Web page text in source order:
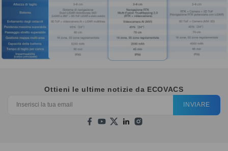
Ottieni le ultime notizie da ECOVACS
INVIARE